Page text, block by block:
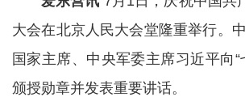
大会在北京人民大会堂隆重举行。
国家主席、中央军委主席习近平向“
颁授勋章并发表重要讲话。